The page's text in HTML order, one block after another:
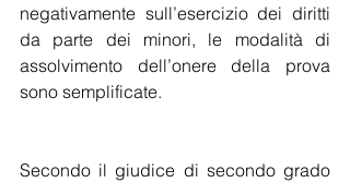
negativamente sull’esercizio dei diritti
da parte dei minori, le modalità di
assolvimento dell’onere della prova
sono semplificate.
Secondo il giudice di secondo grado